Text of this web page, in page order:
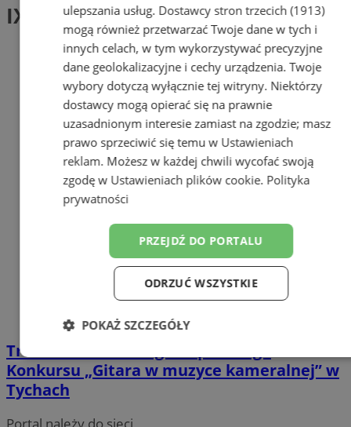
IX Ogólnopolski Konkurs (1)
Trwa nabór do IX Ogólnopolskiego
Konkursu „Gitara w muzyce kameralnej” w
Tychach
ulepszania usług. Dostawcy stron trzecich (1913)
mogą również przetwarzać Twoje dane w tych i
innych celach, w tym wykorzystywać precyzyjne
dane geolokalizacyjne i cechy urządzenia. Twoje
wybory dotyczą wyłącznie tej witryny. Niektórzy
dostawcy mogą opierać się na prawnie
uzasadnionym interesie zamiast na zgodzie; masz
prawo sprzeciwić się temu w Ustawieniach
reklam. Możesz w każdej chwili wycofać swoją
zgodę w Ustawieniach plików cookie. Polityka
prywatności
PRZEJDŹ DO PORTALU
ODRZUĆ WSZYSTKIE
POKAŻ SZCZEGÓŁY
Niezbędne Wydajność Targetowanie
Funkcjonalność